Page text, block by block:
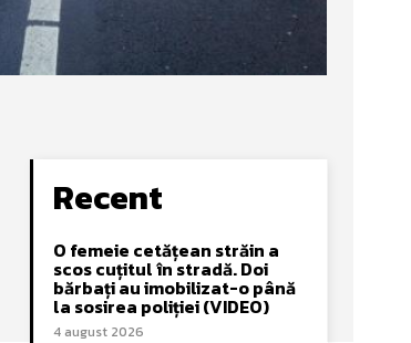
Recent
O femeie cetățean străin a
scos cuțitul în stradă. Doi
bărbați au imobilizat-o până
la sosirea poliției (VIDEO)
4 august 2026